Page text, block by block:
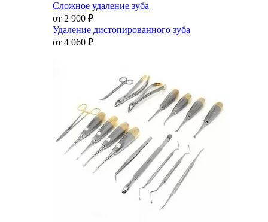
Сложное удаление зуба
от 2 900 ₽
Удаление дистопированного зуба
от 4 060 ₽